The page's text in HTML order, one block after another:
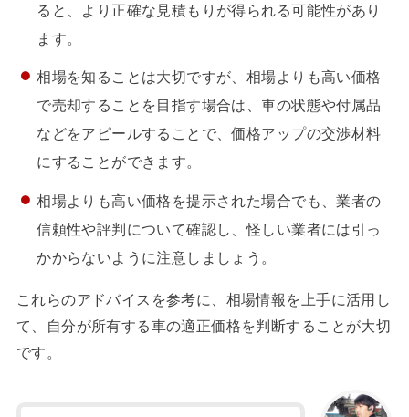
ると、より正確な見積もりが得られる可能性があり
ます。
相場を知ることは大切ですが、相場よりも高い価格
で売却することを目指す場合は、車の状態や付属品
などをアピールすることで、価格アップの交渉材料
にすることができます。
相場よりも高い価格を提示された場合でも、業者の
信頼性や評判について確認し、怪しい業者には引っ
かからないように注意しましょう。
これらのアドバイスを参考に、相場情報を上手に活用し
て、自分が所有する車の適正価格を判断することが大切
です。